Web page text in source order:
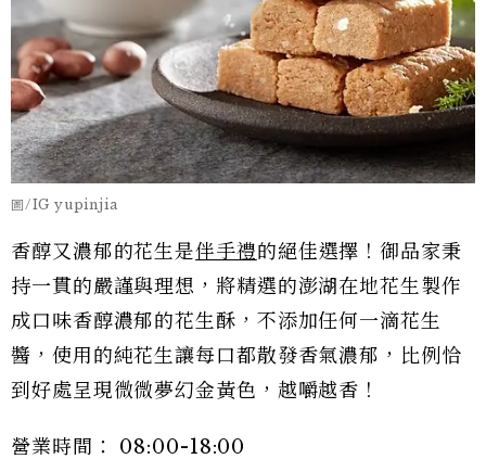
圖/IG yupinjia
香醇又濃郁的花生是伴手禮的絕佳選擇！御品家秉
持一貫的嚴謹與理想，將精選的澎湖在地花生製作
成口味香醇濃郁的花生酥，不添加任何一滴花生
醬，使用的純花生讓每口都散發香氣濃郁，比例恰
到好處呈現微微夢幻金黃色，越嚼越香！
營業時間： 08:00-18:00